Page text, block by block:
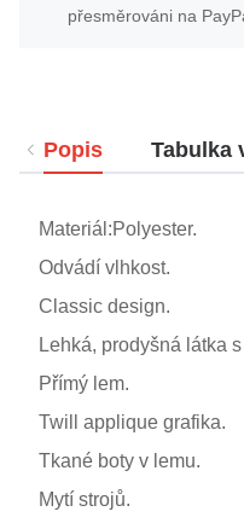
přesměrováni na
Popis Tabulka
Materiál:Polyester.
Odvádí vlhkost.
Classic design.
Lehká, prodyšná látka
Přímý lem.
Twill applique grafika.
Tkané boty v lemu.
Mytí strojů.